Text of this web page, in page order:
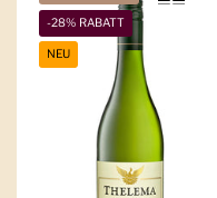
-28% RABATT
NEU